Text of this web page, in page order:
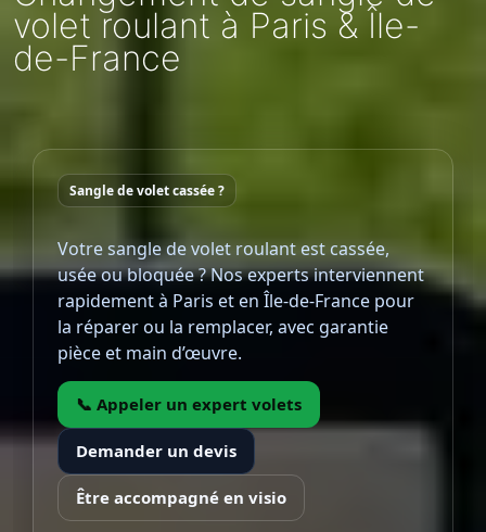
volet roulant à Paris & Île-
de-France
Sangle de volet cassée ?
Votre sangle de volet roulant est cassée,
usée ou bloquée ? Nos experts interviennent
rapidement à Paris et en Île-de-France pour
la réparer ou la remplacer, avec garantie
pièce et main d’œuvre.
📞 Appeler un expert volets
Demander un devis
Être accompagné en visio